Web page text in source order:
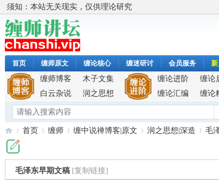
须知：本站无关现实，仅供理论研究
首页 缠师原文 缠论核心 缠迷研讨 会员服务
缠师博客
木子文集
白云杂说
润之思想
缠论进阶
缠论
缠论汇编
缠论
»
首页
›
缠师
›
缠中说禅博客|原文 润之思想|深造 毛
毛泽东早期文稿 [复制链接]